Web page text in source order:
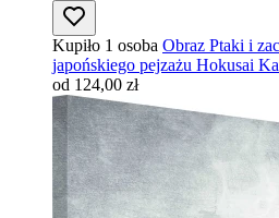
Kupiło 1 osoba Obraz Ptaki i
japońskiego pejzażu Hokusai
od 124,00 zł